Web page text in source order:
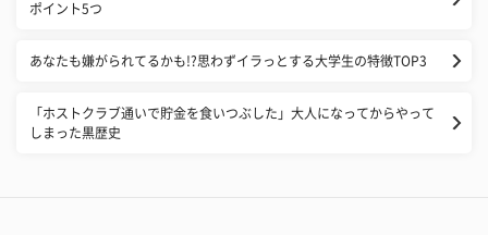
ポイント5つ
あなたも嫌がられてるかも!?思わずイラっとする大学生の特徴TOP3
「ホストクラブ通いで貯金を食いつぶした」大人になってからやって
しまった黒歴史